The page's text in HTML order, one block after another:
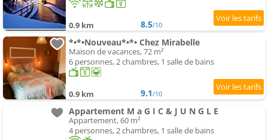
0.9 km 8.5/10
*•*•Nouveau*•*• Chez Mirabelle
Maison de vacances, 72 m²
6 personnes, 2 chambres, 1 salle de bains
0.9 km 9.1/10
Appartement M a G I C & J U N G L E
Appartement, 60 m²
4 personnes, 2 chambres, 1 salle de bains